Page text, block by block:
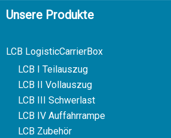
Unsere Produkte
LCB LogisticCarrierBox
LCB I Teilauszug
LCB II Vollauszug
LCB III Schwerlast
LCB IV Auffahrrampe
LCB Zubehör